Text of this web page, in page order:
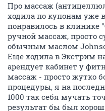
Про массаж
ходила по купонам уже
понравилось в клинике
ручной массаж, просто
обычным маслом
Еще ходила в Экстрим
арендует кабинет у
массаж - просто жутко
процедуры, я на
1000 так себя мучать
результат бы был